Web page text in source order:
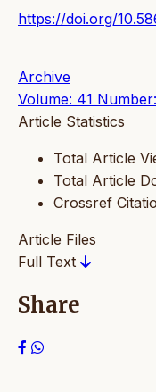
https://doi.org/
Archive
Volume: 41
Article Statistics
Total Article
Total Article
Crossref
Article Files
Full Text
Share